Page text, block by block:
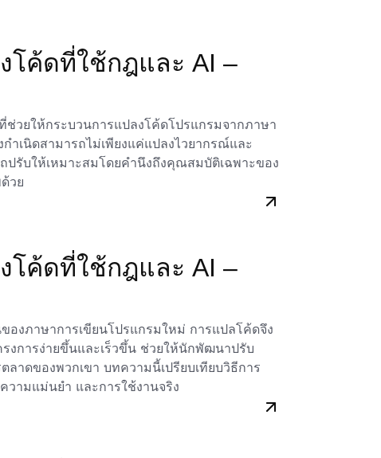
วยการสร้างชุดทดสอบยูนิตอัตโนมัติ เครื่องมือ
เยี่ยมชมเว็บไซต์
ารสมัครสมาชิกเพื่อเข้าถึงคุณสมบัติขั้นสูง ก้าวไป
ด้วยโซลูชันการทดสอบที่ขับเคลื่อนด้วย AI
เด่นของมันคือความสามารถในการปรับแต่งคำ
าย เลือกภาษาของคำอธิบาย และแม้กระทั่งให้คำ
ต้องการของพวกเขา
ยังสามารถแปลความหมายของโค้ดต้นทางที่
ย มันสามารถทำการคาดเดาที่มีการศึกษาเกี่ยว
วน ทำให้แน่ใจว่านักพัฒนาสามารถได้รับข้อมูล
บายถูกนำเสนอในรูปแบบที่ชัดเจนและสะดวก
Explainer โปรดเยี่ยมชม
โค้ดที่ใช้กฎและ AI –
วยให้กระบวนการแปลงโค้ดโปรแกรมจากภาษา
ำเนิดสามารถไม่เพียงแค่แปลงไวยากรณ์และ
รับให้เหมาะสมโดยคำนึงถึงคุณสมบัติเฉพาะของ
วย
โค้ดที่ใช้กฎและ AI –
องภาษาการเขียนโปรแกรมใหม่ การแปลโค้ดจึง
งการง่ายขึ้นและเร็วขึ้น ช่วยให้นักพัฒนาปรับ
าดของพวกเขา บทความนี้เปรียบเทียบวิธีการ
ามแม่นยำ และการใช้งานจริง